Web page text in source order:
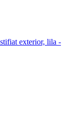
exterior, lila -